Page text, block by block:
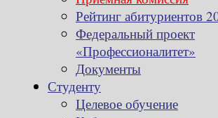
Рейтинг абитуриентов
Федеральный проект
«Профессионалитет»
Документы
Студенту
Целевое обучение